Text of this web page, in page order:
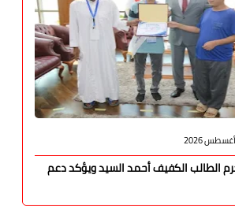
الطالب الكفيف أحمد السيد ويؤكد دعم